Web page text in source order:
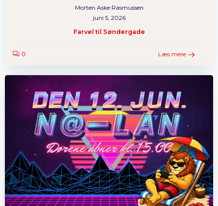
Morten Aske Rasmussen
juni 5, 2026
Farvel til Søndergade
0 Læs mere
virker så
besøg. Hvis
du fravælger
disse, vil
nogle
funktioner
ikke være
tilgængelige.
Marketing
By sharing
your
interests and